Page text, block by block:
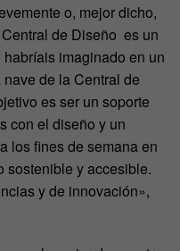
o, mejor dicho,
de Diseño es un
imaginado en un
de la Central de
es ser un soporte
con el diseño y un
los fines de semana en
sostenible y accesible.
y de innovación»,